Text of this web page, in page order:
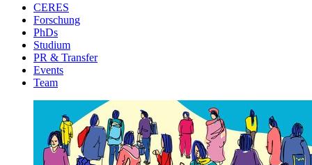
CERES
Forschung
PhDs
Studium
PR & Transfer
Events
Team